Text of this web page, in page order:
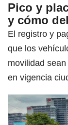
Pico y
y cómo
El registro y
que los
movilidad
en vigencia